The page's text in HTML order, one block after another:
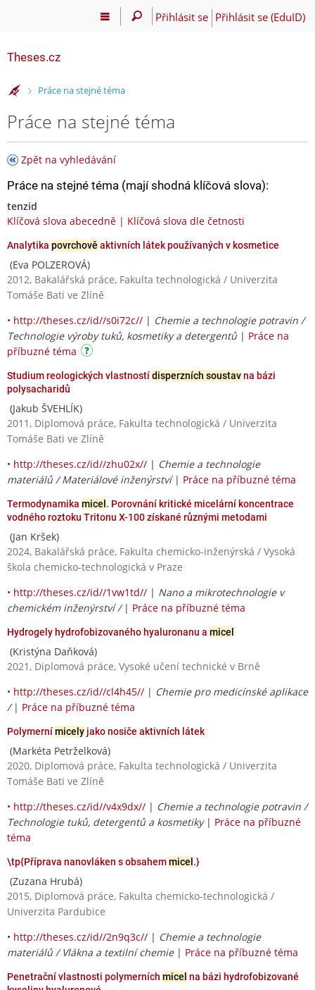
Přihlásit se Přihlásit se (EduID)
Theses.cz
>Práce na stejné téma
Práce na stejné téma
Zpět na vyhledávání
Práce na stejné téma (mají shodná klíčová slova):
tenzid
Klíčová slova abecedně | Klíčová slova dle četnosti
Analytika povrchově aktivních látek používaných v kosmetice
(Eva POLZEROVÁ)
2012, Bakalářská práce, Fakulta technologická / Univerzita
Tomáše Bati ve Zlíně
• http://theses.cz/id//s0i72c// | Chemie a technologie potravin /
Technologie výroby tuků, kosmetiky a detergentů | Práce na
příbuzné téma
Studium reologických vlastnostídisperzních soustavna bázi
polysacharidů
(Jakub ŠVEHLÍK)
2011, Diplomová práce, Fakulta technologická / Univerzita
Tomáše Bati ve Zlíně
• http://theses.cz/id//zhu02x// | Chemie a technologie
materiálů / Materiálové inženýrství| Práce na příbuzné téma
Termodynamika micel. Porovnání kritické micelární koncentrace
vodného roztoku Tritonu X-100 získané různými metodami
(Jan Kršek)
2024, Bakalářská práce, Fakulta chemicko-inženýrská / Vysoká
škola chemicko-technologická v Praze
• http://theses.cz/id//1vw1td// | Nano a mikrotechnologie v
chemickém inženýrství / | Práce na příbuzné téma
Hydrogely hydrofobizovaného hyaluronanu a micel
(Kristýna Daňková)
2021, Diplomová práce, Vysoké učení technické v Brně
• http://theses.cz/id//cl4h45// | Chemie pro medicínské aplikace
/ | Práce na příbuzné téma
Polymernímicely jako nosiče aktivních látek
(Markéta Petrželková)
2020, Diplomová práce, Fakulta technologická / Univerzita
Tomáše Bati ve Zlíně
• http://theses.cz/id//v4x9dx// | Chemie a technologie potravin /
Technologie tuků, detergentů a kosmetiky| Práce na příbuzné
téma
\tp{Příprava nanovláken s obsahemmicel.}
(Zuzana Hrubá)
2015, Diplomová práce, Fakulta chemicko-technologická /
Univerzita Pardubice
• http://theses.cz/id//2n9q3c// | Chemie a technologie
materiálů / Vlákna a textilní chemie| Práce na příbuzné téma
Penetrační vlastnosti polymerních micel na bázi hydrofobizované